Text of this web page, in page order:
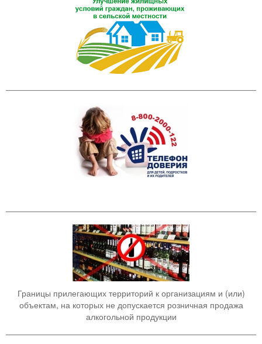
Границы прилегающих территорий к организациям и (или)
объектам, на которых не допускается розничная продажа
алкогольной продукции